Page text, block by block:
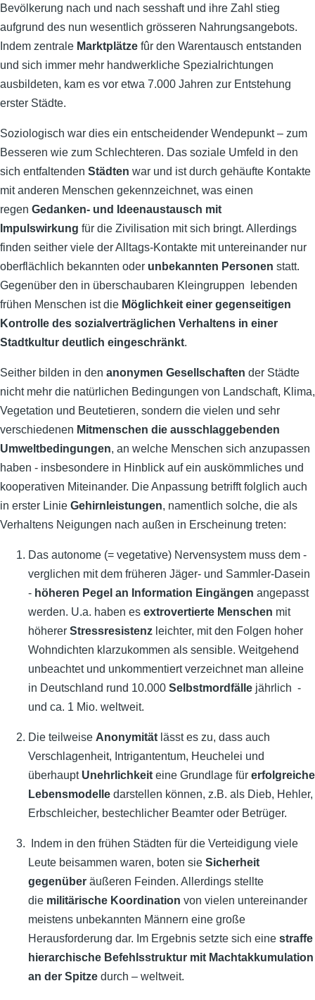
Bevölkerung nach und nach sesshaft und ihre Zahl stieg
aufgrund des nun wesentlich grösseren Nahrungsangebots.
Indem zentrale Marktplätze fûr den Warentausch entstanden
und sich immer mehr handwerkliche Spezialrichtungen
ausbildeten, kam es vor etwa 7.000 Jahren zur Entstehung
erster Städte.
Soziologisch war dies ein entscheidender Wendepunkt – zum
Besseren wie zum Schlechteren. Das soziale Umfeld in den
sich entfaltenden Städten war und ist durch gehäufte Kontakte
mit anderen Menschen gekennzeichnet, was einen
regen Gedanken- und Ideenaustausch mit
Impulswirkung für die Zivilisation mit sich bringt. Allerdings
finden seither viele der Alltags-Kontakte mit untereinander nur
oberflächlich bekannten oder unbekannten Personen statt.
Gegenüber den in überschaubaren Kleingruppen lebenden
frühen Menschen ist die Möglichkeit einer gegenseitigen
Kontrolle des sozialverträglichen Verhaltens in einer
Stadtkultur deutlich eingeschränkt.
Seither bilden in den anonymen Gesellschaften der Städte
nicht mehr die natürlichen Bedingungen von Landschaft, Klima,
Vegetation und Beutetieren, sondern die vielen und sehr
verschiedenen Mitmenschen die ausschlaggebenden
Umweltbedingungen, an welche Menschen sich anzupassen
haben - insbesondere in Hinblick auf ein auskömmliches und
kooperativen Miteinander. Die Anpassung betrifft folglich auch
in erster Linie Gehirnleistungen, namentlich solche, die als
Verhaltens Neigungen nach außen in Erscheinung treten:
Das autonome (= vegetative) Nervensystem muss dem -
verglichen mit dem früheren Jäger- und Sammler-Dasein
- höheren Pegel an Information Eingängen angepasst
werden. U.a. haben es extrovertierte Menschen mit
höherer Stressresistenz leichter, mit den Folgen hoher
Wohndichten klarzukommen als sensible. Weitgehend
unbeachtet und unkommentiert verzeichnet man alleine
in Deutschland rund 10.000 Selbstmordfälle jährlich -
und ca. 1 Mio. weltweit.
Die teilweise Anonymität lässt es zu, dass auch
Verschlagenheit, Intrigantentum, Heuchelei und
überhaupt Unehrlichkeit eine Grundlage für erfolgreiche
Lebensmodelle darstellen können, z.B. als Dieb, Hehler,
Erbschleicher, bestechlicher Beamter oder Betrüger.
Indem in den frühen Städten für die Verteidigung viele
Leute beisammen waren, boten sie Sicherheit
gegenüber äußeren Feinden. Allerdings stellte
die militärische Koordination von vielen untereinander
meistens unbekannten Männern eine große
Herausforderung dar. Im Ergebnis setzte sich eine straffe
hierarchische Befehlsstruktur mit Machtakkumulation
an der Spitze durch – weltweit.